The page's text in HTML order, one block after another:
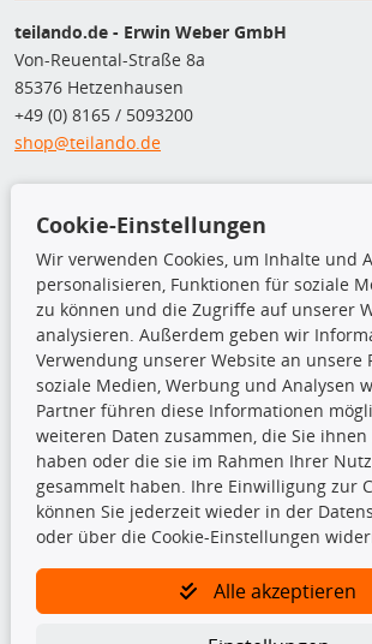
teilando.de - Erwin Weber GmbH
Von-Reuental-Straße 8a
85376 Hetzenhausen
+49 (0) 8165 / 5093200
shop@teilando.de
Beleuchtung
Bremsbeläge
Bremsscheiben
Kupplungssatz
Querlenker
Radlager
Stoßdämpfer
TecDoc Inside
Die hier angezeigten Daten insbesondere die gesamte
nicht kopiert werden.
Cookie-Einstellungen
Wir verwenden Cookies, um Inhalte und
personalisieren, Funktionen für soziale
zu können und die Zugriffe auf unserer
analysieren. Außerdem geben wir
Verwendung unserer Website an unsere
soziale Medien, Werbung und Analysen
Partner führen diese Informationen
weiteren Daten zusammen, die Sie
haben oder die sie im Rahmen Ihrer
gesammelt haben. Ihre Einwilligung zur
können Sie jederzeit wieder in der
oder über die Cookie-Einstellungen
Alle akzeptieren